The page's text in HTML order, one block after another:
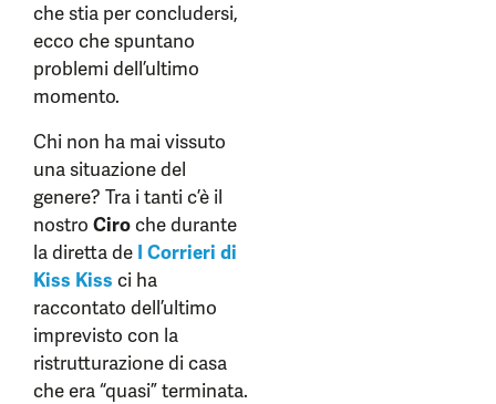
che stia per concludersi,
ecco che spuntano
problemi dell’ultimo
momento.
Chi non ha mai vissuto
una situazione del
genere? Tra i tanti c’è il
nostro Ciroche durante
la diretta de I Corrieri di
Kiss Kiss ci ha
raccontato dell’ultimo
imprevisto con la
ristrutturazione di casa
che era “quasi” terminata.